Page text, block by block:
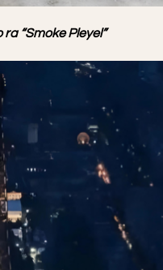
“Smoke Pleyel”